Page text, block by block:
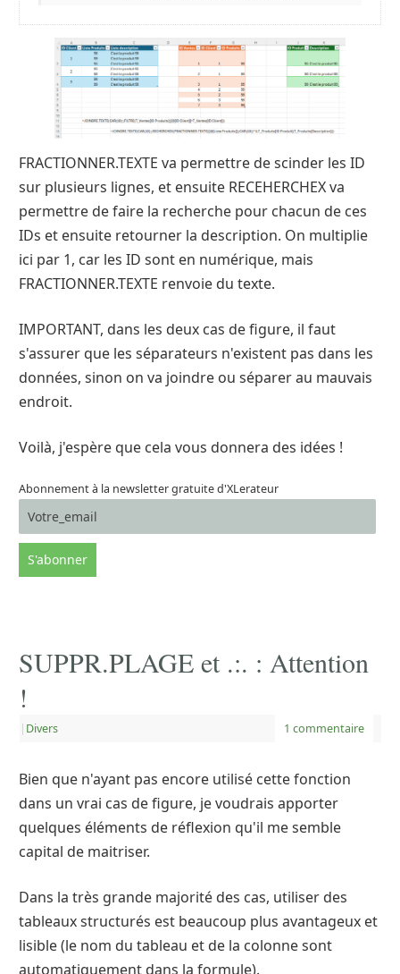
FRACTIONNER.TEXTE va permettre de scinder les ID
sur plusieurs lignes, et ensuite RECEHERCHEX va
permettre de faire la recherche pour chacun de ces
IDs et ensuite retourner la description. On multiplie
ici par 1, car les ID sont en numérique, mais
FRACTIONNER.TEXTE renvoie du texte.
IMPORTANT, dans les deux cas de figure, il faut
s'assurer que les séparateurs n'existent pas dans les
données, sinon on va joindre ou séparer au mauvais
endroit.
Voilà, j'espère que cela vous donnera des idées !
Abonnement à la newsletter gratuite d'XLerateur
SUPPR.PLAGE et .:. : Attention
!
| Divers 1 commentaire
Bien que n'ayant pas encore utilisé cette fonction
dans un vrai cas de figure, je voudrais apporter
quelques éléments de réflexion qu'il me semble
capital de maitriser.
Dans la très grande majorité des cas, utiliser des
tableaux structurés est beaucoup plus avantageux et
lisible (le nom du tableau et de la colonne sont
automatiquement dans la formule).